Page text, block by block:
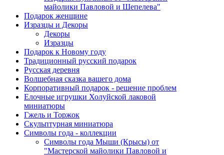
майолики Павловой и Шепелева"
Подарок женщине
Изразцы и Декоры
Декоры
Изразцы
Подарок к Новому году
Традиционный русский подарок
Русская деревня
Волшебная сказка вашего дома
Корпоративный подарок - решение проблем
Елочные игрушки Холуйской лаковой
миниатюры
Гжель и Торжок
Скульптурная миниатюра
Символы года - коллекции
Символы года Мыши (Крысы) от
"Мастерской майолики Павловой и